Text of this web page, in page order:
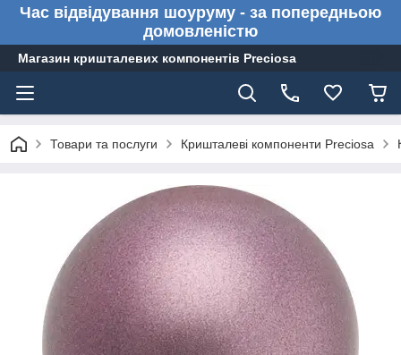
Час відвідування шоуруму - за попередньою
домовленістю
Магазин кришталевих компонентів Preciosa
Товари та послуги Кришталеві компоненти Preciosa